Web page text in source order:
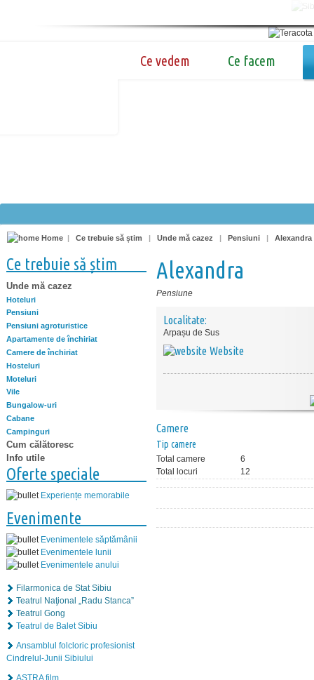
Ce vedem Ce facem
Home | Ce trebuie să știm | Unde mă cazez | Pensiuni | Alexandra
Ce trebuie să știm
Unde mă cazez
Hoteluri
Pensiuni
Pensiuni agroturistice
Apartamente de închiriat
Camere de închiriat
Hosteluri
Moteluri
Vile
Bungalow-uri
Cabane
Campinguri
Cum călătoresc
Info utile
Oferte speciale
Experiențe memorabile
Evenimente
Evenimentele săptămânii
Evenimentele lunii
Evenimentele anului
Filarmonica de Stat Sibiu
Teatrul Naţional „Radu Stanca”
Teatrul Gong
Teatrul de Balet Sibiu
Ansamblul folcloric profesionist
Cindrelul-Junii Sibiului
ASTRA film
Alexandra
Pensiune
Localitate:
Arpașu de Sus
Website
Camere
Tip camere
Total camere
6
Total locuri
12